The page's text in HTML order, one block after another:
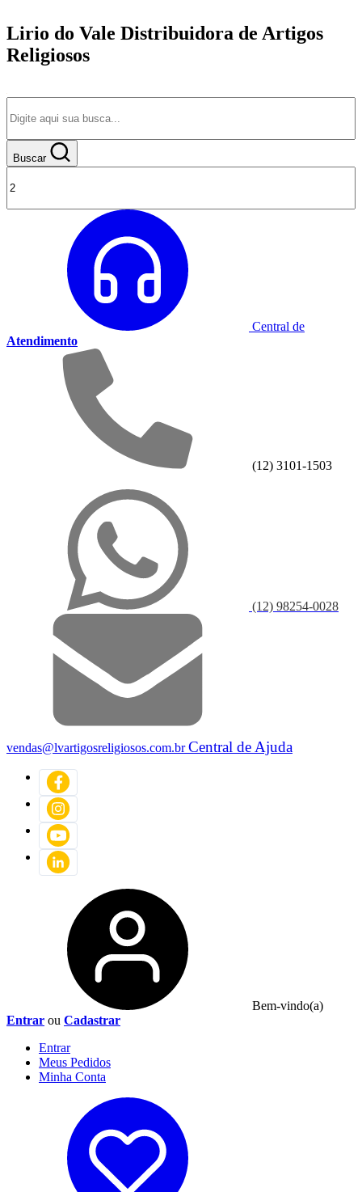
Lirio do Vale Distribuidora de Artigos
Religiosos
Buscar
Central de
Atendimento
(12) 3101-1503
(12) 98254-0028
vendas@lvartigosreligiosos.com.brCentral de Ajuda
Bem-vindo(a)
Entrar ou Cadastrar
Entrar
Meus Pedidos
Minha Conta